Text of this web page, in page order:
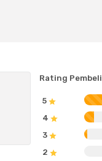
Rating Pembeli
5
4
3
2